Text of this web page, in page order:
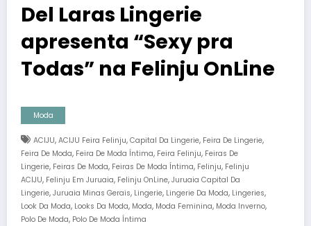
Del Laras Lingerie
apresenta “Sexy pra
Todas” na Felinju OnLine
Moda
ACIJU, ACIJU Feira Felinju, Capital Da Lingerie, Feira De Lingerie,
Feira De Moda, Feira De Moda Íntima, Feira Felinju, Feiras De
Lingerie, Feiras De Moda, Feiras De Moda Íntima, Felinju, Felinju
ACIJU, Felinju Em Juruaia, Felinju OnLine, Juruaia Capital Da
Lingerie, Juruaia Minas Gerais, Lingerie, Lingerie Da Moda, Lingeries,
Look Da Moda, Looks Da Moda, Moda, Moda Feminina, Moda Inverno,
Polo De Moda, Polo De Moda Íntima